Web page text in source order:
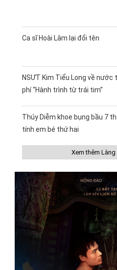
Ca sĩ Hoài Lâm lại đổi tên
NSƯT Kim Tiểu Long về
phí “Hành trình từ trái tim”
Thúy Diễm khoe bụng bầu 7
tính em bé thứ hai
Xem thêm Làng